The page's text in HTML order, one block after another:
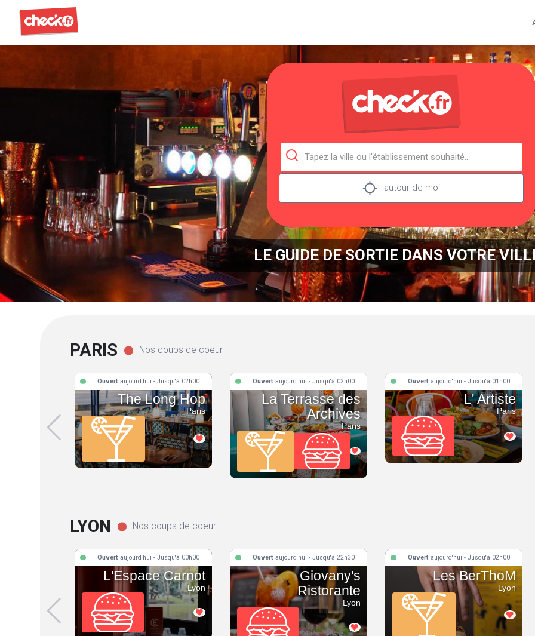
autour de moi
LE GUIDE DE SORTIE DANS VOTRE
PARIS Nos coups de coeur
The Long Hop
Paris
Ouvert aujourd'hui - Jusqu'à 02h00
La Terrasse des
Archives
Paris
Ouvert aujourd'hui - Jusqu'à 02h00
L' Artiste
Paris
Ouvert aujourd'hui - Jusqu'à 01h00
LYON Nos coups de coeur
L'Espace Carnot
Lyon
Ouvert aujourd'hui - Jusqu'à 00h00
Giovany's
Ristorante
Lyon
Ouvert aujourd'hui - Jusqu'à 22h30
Les BerThoM
Lyon
Ouvert aujourd'hui - Jusqu'à 02h00